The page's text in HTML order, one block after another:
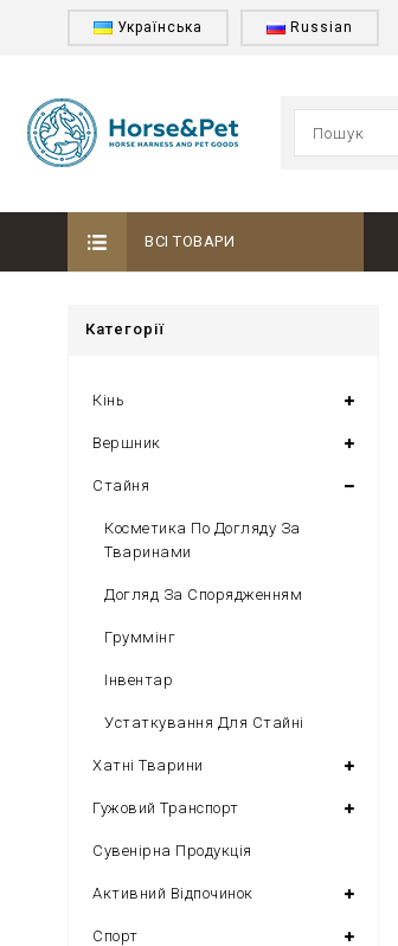
Українська Russian
ВСІ ТОВАРИ
Категорії
Кінь
Вершник
Стайня
Косметика По Догляду За
Тваринами
Догляд За Спорядженням
Груммінг
Інвентар
Устаткування Для Стайні
Хатні Тварини
Гужовий Транспорт
Сувенірна Продукція
Активний Відпочинок
Спорт